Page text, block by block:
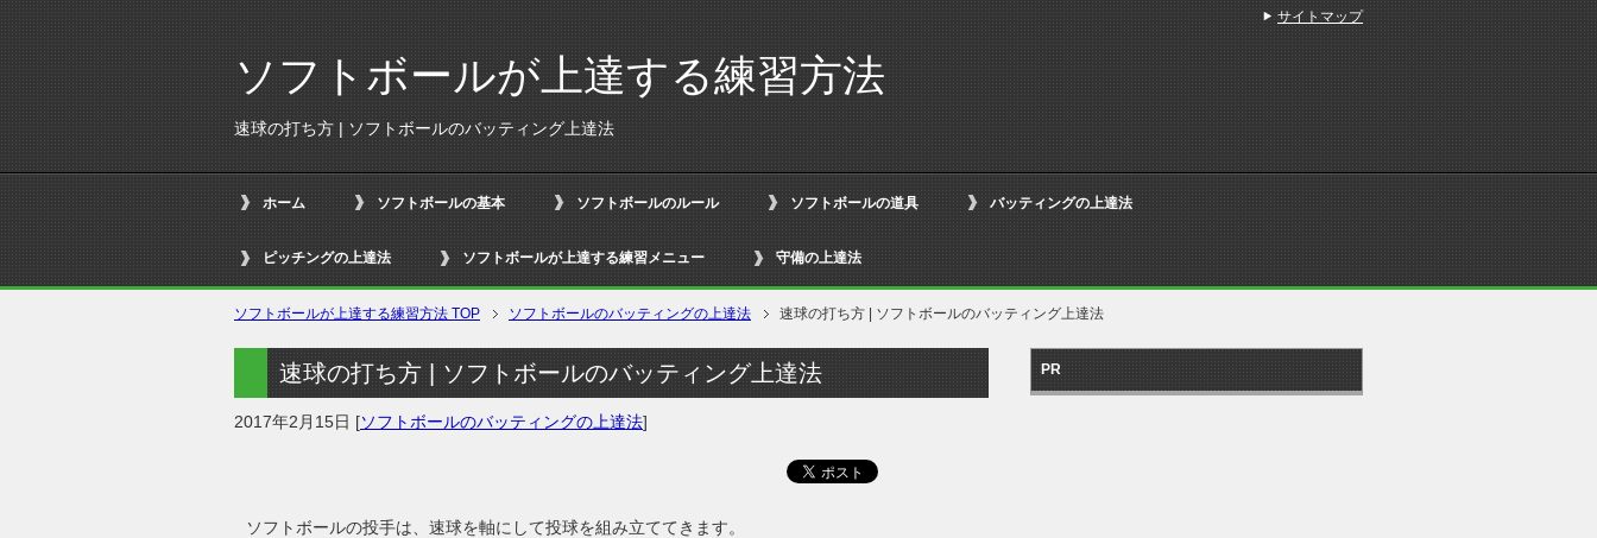
ソフトボールが上達する練習方法
速球の打ち方 | ソフトボールのバッティング上達法
ホーム ソフトボールの基本 ソフトボールのルール ソフトボールの道具 バッティングの上達法
ピッチングの上達法 ソフトボールが上達する練習メニュー 守備の上達法
ソフトボールが上達する練習方法 TOP ソフトボールのバッティングの上達法 速球の打ち方 | ソフトボールのバッティング上達法
速球の打ち方 | ソフトボールのバッティング上達法
2017年2月15日 [ソフトボールのバッティングの上達法]
ソフトボールの投手は、速球を軸にして投球を組み立ててきます。
PR
サイトマップ